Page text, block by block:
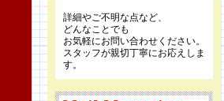
詳細やご不明な点など、
どんなことでも
お気軽にお問い合わせください。
スタッフが親切丁寧にお応えしま
す。